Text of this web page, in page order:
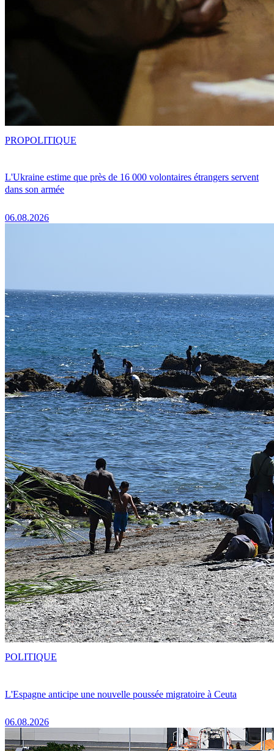
L'Ukraine estime que près de 16 000 volontaires étrangers servent
dans son armée
06.08.2026
PROPOLITIQUE
L'Espagne anticipe une nouvelle poussée migratoire à Ceuta
06.08.2026
POLITIQUE